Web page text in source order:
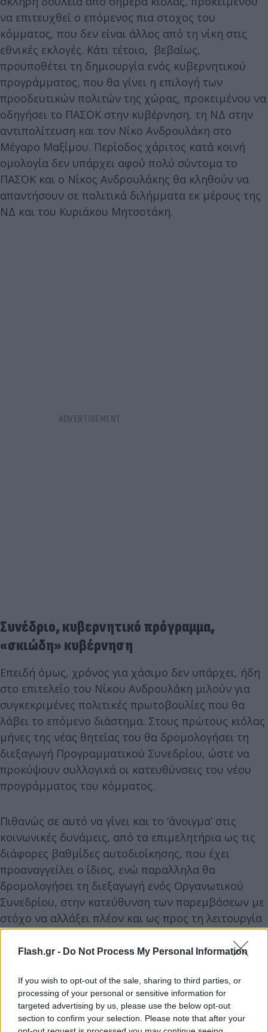
Flash.gr - Do Not Process My Personal Information
If you wish to opt-out of the sale, sharing to third parties, or
processing of your personal or sensitive information for
targeted advertising by us, please use the below opt-out
section to confirm your selection. Please note that after your
να επιτευχθεί ο επόμενος πια στοχος του
κόμματος, που δεν είναι άλλος από τη νίκη στις
εθνικές εκλογές. Κάτι τέτοιο, βεβαίως,
προϋποθέτει τη δημιουργία ενός κυβερνητικού
προγράμματος, που θα γίνει η επιλογή των
προοδευτικών πολιτών της χώρας, προκειμένου να
οδηγήσει το ΠΑΣΟΚ στην κυβέρνηση, τη ΝΔ στην
αντιπολίτευση και τον Νίκο Ανδρουλάκη στο
Μέγαρο Μαξίμου. Περίοδος χάριτος κατά κοινή
ομολογία δεν υπάρχει αφού πολύ σύντομα το
ΠΑΣΟΚ και ο Νίκος Ανδρουλάκης θα κληθούν να
απαντήσουν σε πολιτικά διλήμματα εκ μέρους της
ΝΔ και του Κυριάκου Μητσοτάκη.
Συνέδριο, κυβερνητικό πρόγραμμα,
«σκιώδη» κυβέρνηση
Επειδή όμως, χρόνος για χάσιμο δεν υπάρχει, ήδη
στο επιτελείο του Νίκου Ανδρουλάκη μιλούν για
συγκεκριμένες πολιτικές πρωτοβουλίες που θα
λάβει το επόμενο διάστημα. Στους πρώτους κιόλας
μήνες της νέας θητείας του θα δρομολογήσει τη
διεξαγωγή Προγραμματικού Συνεδρίου, ώστε να
προκύψουν συλλογικά οι κατευθύνσεις του νέου
προγράμματος του κόμματος.
Πιθανώς σε αυτό να γίνει και το ‘άνοιγμα’ στις
κοινωνικές δυνάμεις, από τα επιμελητήρια ως τις
διάφορες βαθμίδες αυτοδιοίκησης, που έχει
προαναγγείλει ο ίδιος, ενώ παραλληλα θα
δρομολογήσει τη διεξαγωγή ενός Οργανωτικού
Συνεδρίου, στην κατεύθυνση των παρεμβάσεων με
στόχο να αλλάξει πλέον και ως προς τη λειτουργία
του το κόμμα. Στην πραγματικότητα, στην
Χαριλάου Τρικούπη θέλουν δίκτυα στην κοινωνία,
προγράμματός της σε αυτήν και να βοηθούν ώστε
οι προτάσεις τους να φτάνουν παντού.